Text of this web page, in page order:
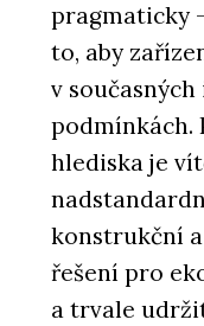
pragmaticky
to, aby
v
podmínkách.
hlediska je
konstrukční
řešení pro
a trvale